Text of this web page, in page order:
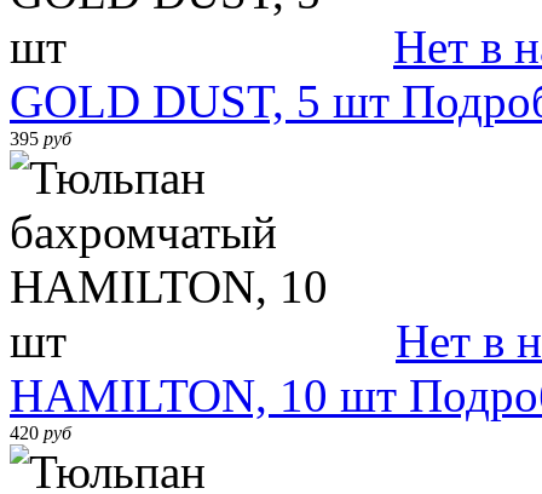
Нет в
GOLD DUST, 5 шт
395 руб
Нет в
HAMILTON, 10 шт
420 руб